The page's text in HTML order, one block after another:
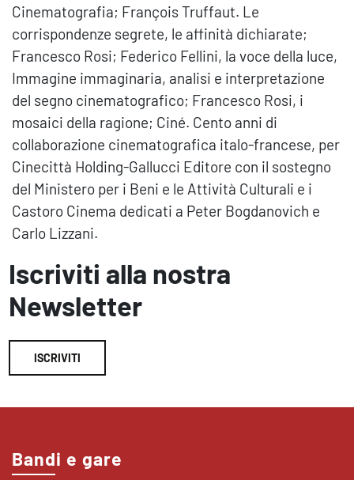
Cinematografia; François Truffaut. Le
corrispondenze segrete, le affinità dichiarate;
Francesco Rosi; Federico Fellini, la voce della luce,
Immagine immaginaria, analisi e interpretazione
del segno cinematografico; Francesco Rosi, i
mosaici della ragione; Ciné. Cento anni di
collaborazione cinematografica italo-francese, per
Cinecittà Holding-Gallucci Editore con il sostegno
del Ministero per i Beni e le Attività Culturali e i
Castoro Cinema dedicati a Peter Bogdanovich e
Carlo Lizzani.
Iscriviti alla nostra
Newsletter
ISCRIVITI
Bandi e gare